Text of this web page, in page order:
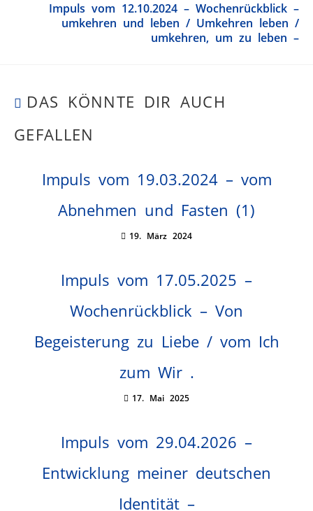
Impuls vom 12.10.2024 – Wochenrückblick –
umkehren und leben / Umkehren leben /
umkehren, um zu leben –
DAS KÖNNTE DIR AUCH
GEFALLEN
Impuls vom 19.03.2024 – vom
Abnehmen und Fasten (1)
19. März 2024
Impuls vom 17.05.2025 –
Wochenrückblick – Von
Begeisterung zu Liebe / vom Ich
zum Wir .
17. Mai 2025
Impuls vom 29.04.2026 –
Entwicklung meiner deutschen
Identität –